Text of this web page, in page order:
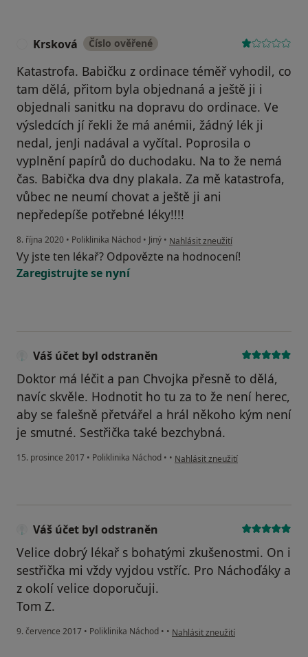
Krsková Číslo ověřené
Katastrofa. Babičku z ordinace téměř vyhodil, co
tam dělá, přitom byla objednaná a ještě ji i
objednali sanitku na dopravu do ordinace. Ve
výsledcích jí řekli že má anémii, žádný lék ji
nedal, jenJi nadával a vyčítal. Poprosila o
vyplnění papírů do duchodaku. Na to že nemá
čas. Babička dva dny plakala. Za mě katastrofa,
vůbec ne neumí chovat a ještě ji ani
nepředepíše potřebné léky!!!!
8. října 2020 • Poliklinika Náchod • Jiný • podle názoru uživatele Krsková
Nahlásit zneužití
Vy jste ten lékař? Odpovězte na hodnocení!
Zaregistrujte se nyní
Váš účet byl odstraněn
Doktor má léčit a pan Chvojka přesně to dělá,
navíc skvěle. Hodnotit ho tu za to že není herec,
aby se falešně přetvářel a hrál někoho kým není
je smutné. Sestřička také bezchybná.
15. prosince 2017 • Poliklinika Náchod • • podle názoru uživatele Váš účet
Nahlásit zneužití
Váš účet byl odstraněn
Velice dobrý lékař s bohatými zkušenostmi. On i
sestřička mi vždy vyjdou vstříc. Pro Náchoďáky a
z okolí velice doporučuji.
Tom Z.
9. července 2017 • Poliklinika Náchod • • podle názoru uživatele Váš účet
Nahlásit zneužití